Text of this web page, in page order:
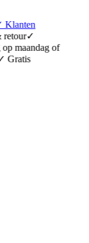
of